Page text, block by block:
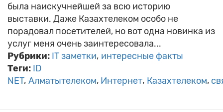
была наискучнейшей за всю историю
выставки. Даже Казахтелеком особо не
порадовал посетителей, но вот одна новинка из
услуг меня очень заинтересовала...
Рубрики: IT заметки интересные факты
Теги: ID
NET Алматытелеком Интернет Казахтелеком